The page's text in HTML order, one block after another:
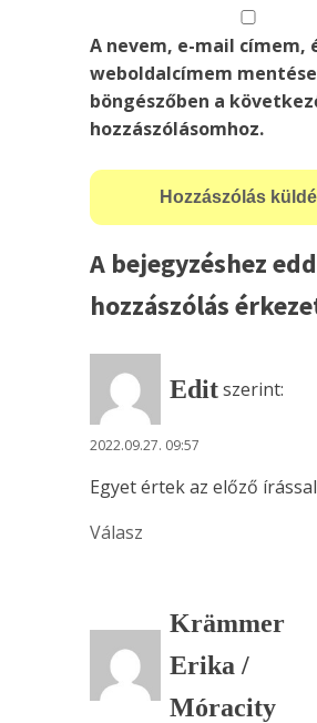
A nevem, e-mail címem,
weboldalcímem
böngészőben a
hozzászólásomhoz.
A bejegyzéshez
hozzászólás
Editszerint:
2022.09.27. 09:57
Egyet értek az előző
Válasz
Krämmer
Erika /
Móracity